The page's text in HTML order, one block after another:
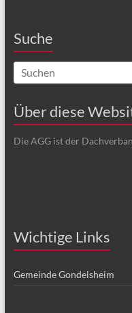
Suche
Über diese
Die AGG ist der
Wichtige Links
Gemeinde Gondelsheim